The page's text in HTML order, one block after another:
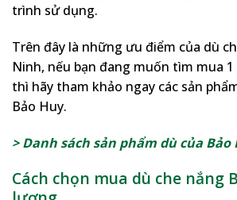
trình sử dụng.
Trên đây là những ưu điểm của dù
Ninh, nếu bạn đang muốn tìm mua
thì hãy tham khảo ngay các sản
Bảo Huy.
> Danh sách sản phẩm dù của Bảo
Cách chọn mua dù che nắng